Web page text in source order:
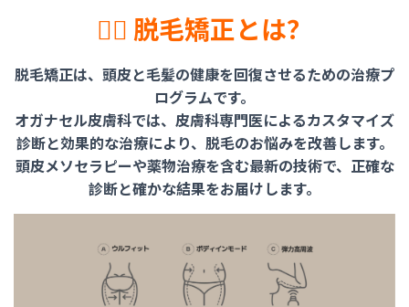
💁‍♀️ 脱毛矯正とは？
脱毛矯正は、頭皮と毛髪の健康を回復させるための治療プ
ログラムです。
オガナセル皮膚科では、皮膚科専門医によるカスタマイズ
診断と効果的な治療により、脱毛のお悩みを改善します。
頭皮メソセラピーや薬物治療を含む最新の技術で、正確な
診断と確かな結果をお届けします。